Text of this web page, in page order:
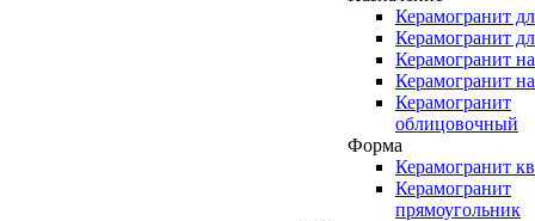
Керамогранит
Керамогранит
Керамогранит
Керамогранит
Керамогранит
облицовочный
Форма
Керамогранит
Керамогранит
прямоугольник